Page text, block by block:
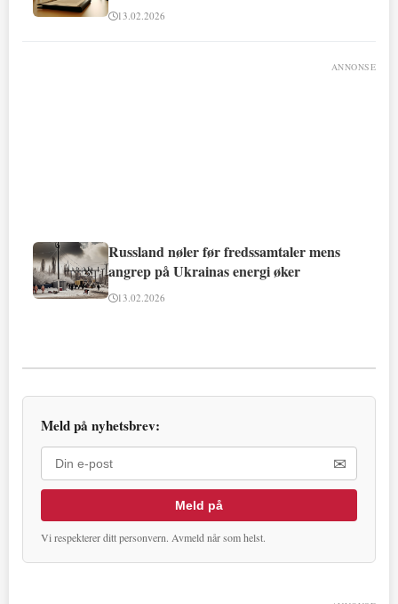
13.02.2026
ANNONSE
Russland nøler før fredssamtaler mens
angrep på Ukrainas energi øker
13.02.2026
Meld på nyhetsbrev:
✉
Meld på
Vi respekterer ditt personvern. Avmeld når som helst.